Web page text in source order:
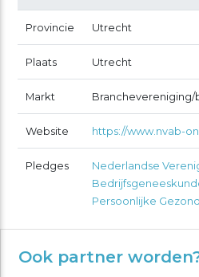
Provincie Utrecht
Plaats Utrecht
Markt
Website https://www.nvab-
Pledges
Nederlandse
Persoonlijke
Ook partner